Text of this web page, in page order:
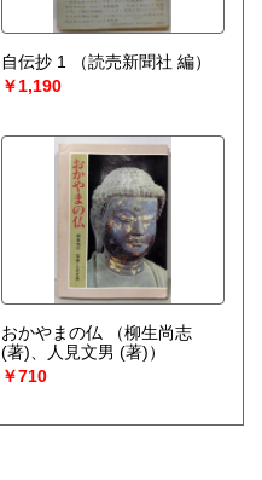
自伝抄 1
（読売新聞社 編）
￥1,190
おかやまの仏
（柳生尚志
(著)、人見文男 (著)）
￥710